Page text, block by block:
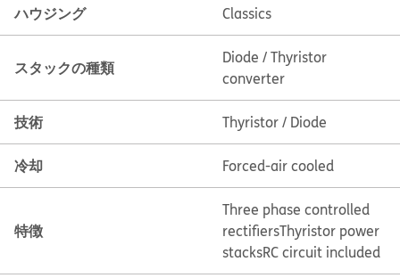
ハウジング Classics
スタックの種類
Diode / Thyristor
converter
技術 Thyristor / Diode
冷却 Forced-air cooled
特徴
Three phase controlled
rectifiersThyristor power
stacksRC circuit included